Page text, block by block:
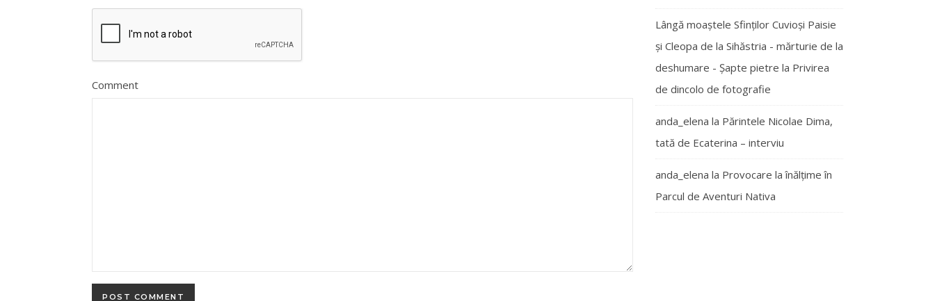
Comment
Lângă moaștele Sfinților Cuvioși Paisie
și Cleopa de la Sihăstria - mărturie de la
deshumare - Şapte pietre la Privirea
de dincolo de fotografie
anda_elena la Părintele Nicolae Dima,
tată de Ecaterina – interviu
anda_elena la Provocare la înălțime în
Parcul de Aventuri Nativa